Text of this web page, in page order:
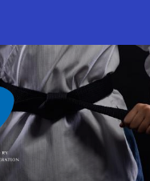
Taekwondoliitto ry